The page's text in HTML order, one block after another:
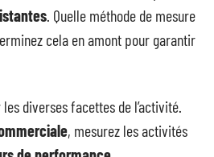
. Quelle méthode de mesure
cela en amont pour garantir
diverses facettes de l’activité.
, mesurez les activités